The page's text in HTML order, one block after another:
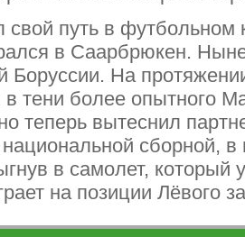
свой путь в
в Саарбрюкен.
Боруссии. На
тени более опытного
теперь вытеснил
сборной, в
в самолет, который
на позиции Лёвого